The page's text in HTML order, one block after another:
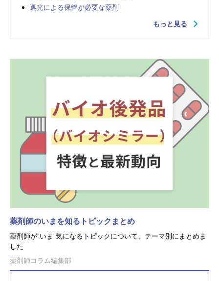
遮光による保管が必要な薬剤
もっと見る
薬剤師のいまを知るトピックまとめ
薬剤師が”いま”気になるトピックについて、テーマ別にまとめま
した
薬剤師コラム編集部